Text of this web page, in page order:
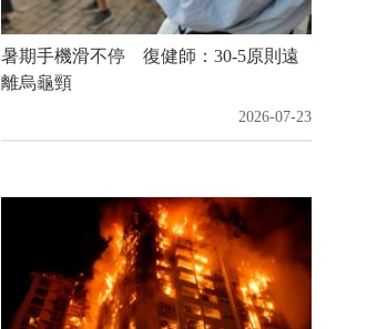
暑期手機滑不停 復健師：30-5原則遠
離烏龜頸
2026-07-23